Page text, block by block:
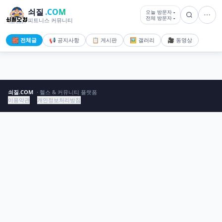
쇠질 .COM
피트니스 커뮤니티
오늘 방문자 -
전체 방문자 -
🧱 전체글 📢 공지사항 📋 게시판 🖼️ 갤러리 🎥 동영상
쇠질.COM · 헬스 & 커뮤니티 플랫폼
이용약관
개인정보처리방침